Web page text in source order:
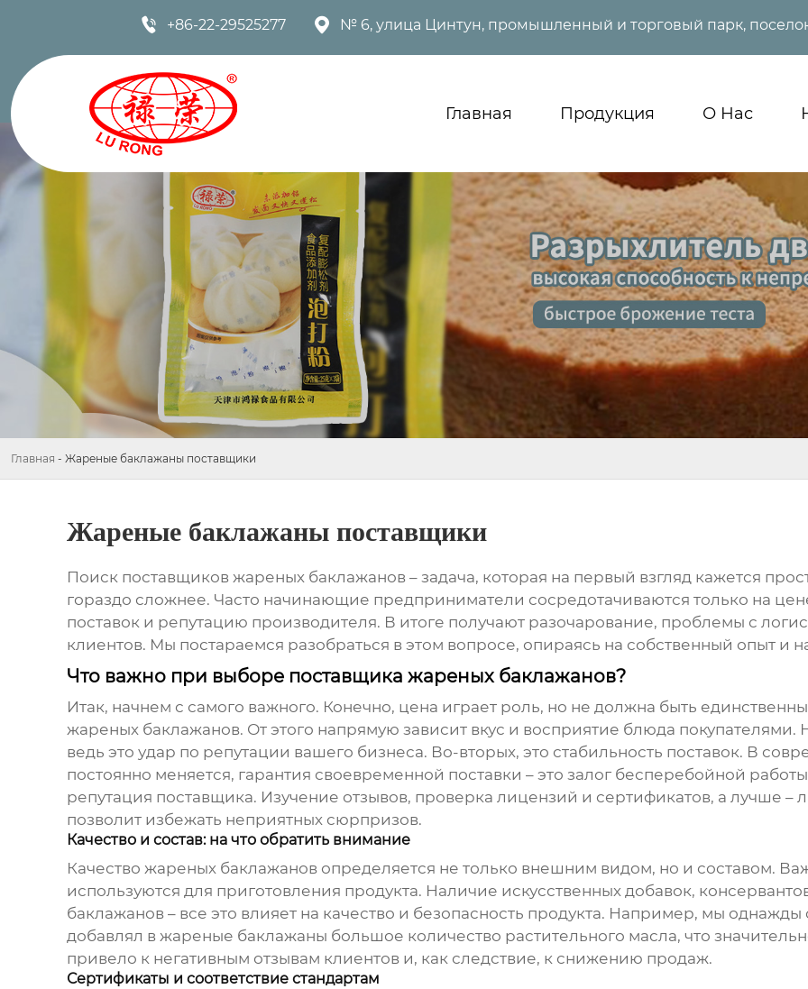
 +86-22-29525277  № 6, улица Цинтун, промышленный и торговый парк,
Главная Продукция О Нас
Главная - Жареные баклажаны поставщики
Жареные баклажаны поставщики
Поиск поставщиков жареных баклажанов– задача, которая на первый взгляд кажется
гораздо сложнее. Часто начинающие предприниматели сосредотачиваются только на
поставок и репутацию производителя. В итоге получают разочарование, проблемы с
клиентов. Мы постараемся разобраться в этом вопросе, опираясь на собственный опыт и
Что важно при выборе поставщика жареных баклажанов?
Итак, начнем с самого важного. Конечно, цена играет роль, но не должна быть
жареных баклажанов. От этого напрямую зависит вкус и восприятие блюда покупателями.
ведь это удар по репутации вашего бизнеса. Во-вторых, это стабильность поставок. В
постоянно меняется, гарантия своевременной поставки – это залог бесперебойной
репутация поставщика. Изучение отзывов, проверка лицензий и сертификатов, а лучше –
позволит избежать неприятных сюрпризов.
Качество и состав: на что обратить внимание
Качество жареных баклажановопределяется не только внешним видом, но и составом.
используются для приготовления продукта. Наличие искусственных добавок,
баклажанов – все это влияет на качество и безопасность продукта. Например, мы
добавлял в жареные баклажаны большое количество растительного масла, что
привело к негативным отзывам клиентов и, как следствие, к снижению продаж.
Сертификаты и соответствие стандартам